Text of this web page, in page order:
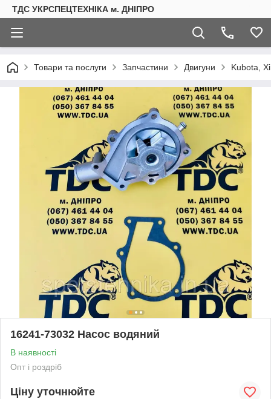
ТДС УКРСПЕЦТЕХНІКА м. ДНІПРО
Товари та послуги Запчастини Двигуни Kubota,
16241-73032 Насос водяний
В наявності
Опт і роздріб
Ціну уточнюйте